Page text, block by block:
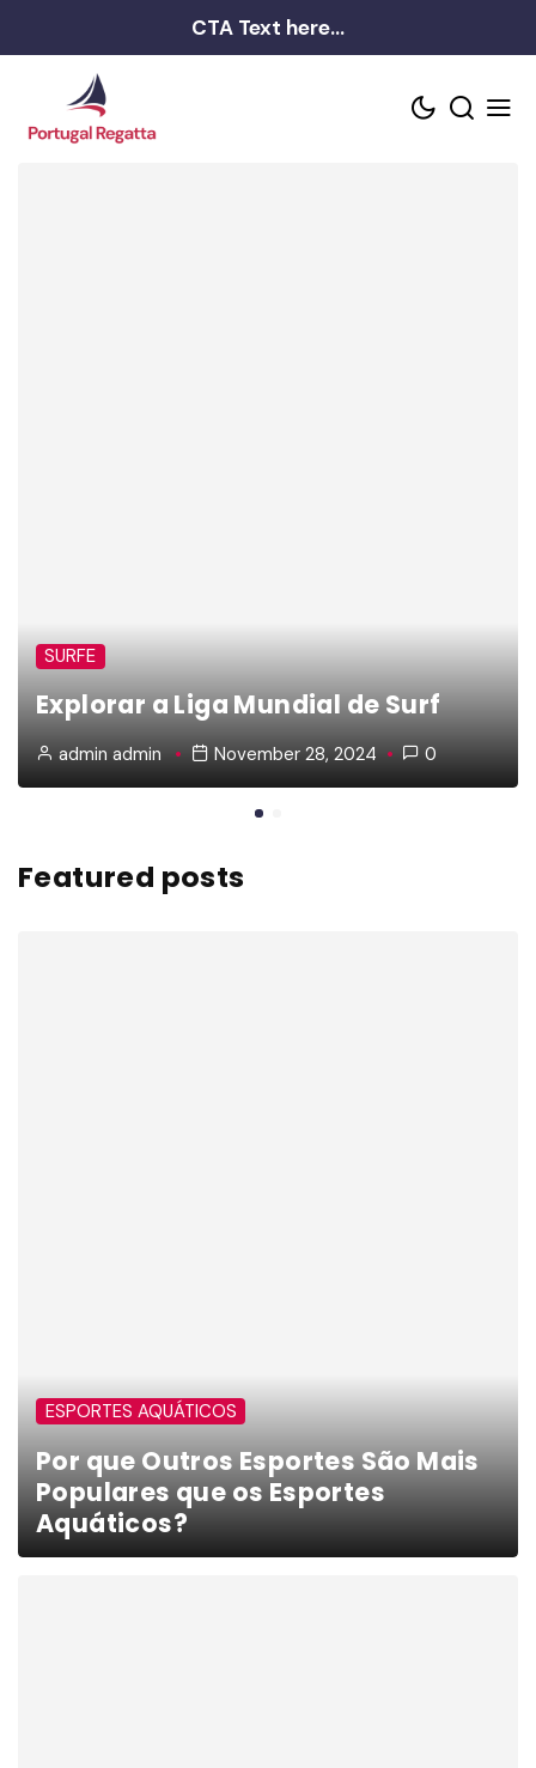
to
CTA Text here...
SURFE
Explorar a Liga Mundial de Surf
admin admin November 28, 2024 0
Featured posts
ESPORTES AQUÁTICOS
Por que Outros Esportes São Mais
Populares que os Esportes
Aquáticos?